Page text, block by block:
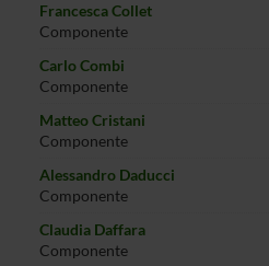
Francesca Collet
Componente
Carlo Combi
Componente
Matteo Cristani
Componente
Alessandro Daducci
Componente
Claudia Daffara
Componente